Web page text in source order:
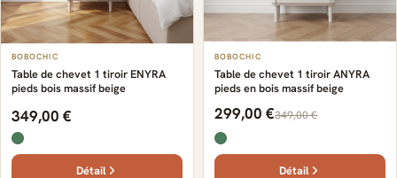
BOBOCHIC
Table de chevet 1 tiroir ENYRA
pieds bois massif beige
349,00 €
Détail
BOBOCHIC
Table de chevet 1 tiroir ANYRA
pieds en bois massif beige
299,00 €349,00 €
Détail